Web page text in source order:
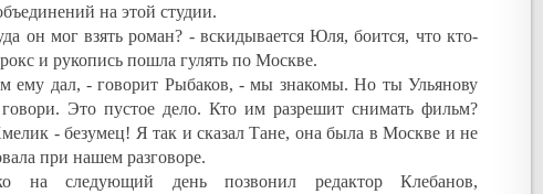
на этой студии.
он мог взять роман? - вскидывается Юля, боится, что кто-
и рукопись пошла гулять по Москве.
ему дал, - говорит Рыбаков, - мы знакомы. Но ты Ульянову
Это пустое дело. Кто им разрешит снимать фильм?
- безумец! Я так и сказал Тане, она была в Москве и не
при нашем разговоре.
на следующий день позвонил редактор Клебанов,